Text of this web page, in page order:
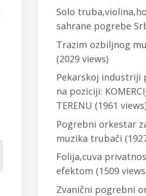
Solo
sahrane pogrebe
Trazim ozbiljnog
(2029 views)
Pekarskoj industriji
na poziciji:
TERENU (1961
Pogrebni orkestar
muzika trubači
Folija,cuva
efektom (1509
Zvanični pogrebni